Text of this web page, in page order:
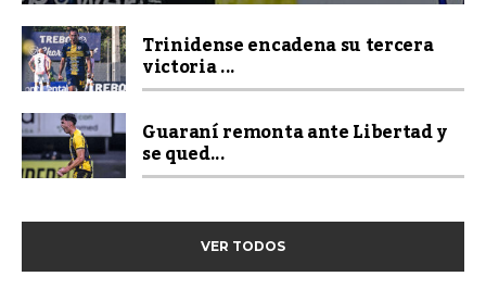
Trinidense encadena su tercera
victoria ...
Guaraní remonta ante Libertad y
se qued...
VER TODOS